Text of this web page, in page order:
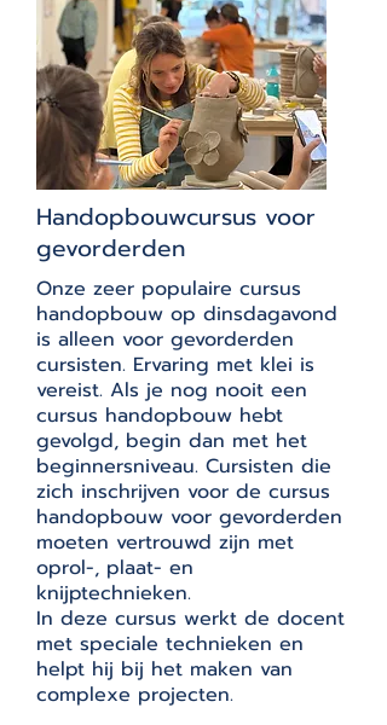
Handopbouwcursus voor
gevorderden
Onze zeer populaire cursus
handopbouw op dinsdagavond
is alleen voor gevorderden
cursisten. Ervaring met klei is
vereist. Als je nog nooit een
cursus handopbouw hebt
gevolgd, begin dan met het
beginnersniveau. Cursisten die
zich inschrijven voor de cursus
handopbouw voor gevorderden
moeten vertrouwd zijn met
oprol-, plaat- en
knijptechnieken.
In deze cursus werkt de docent
met speciale technieken en
helpt hij bij het maken van
complexe projecten.